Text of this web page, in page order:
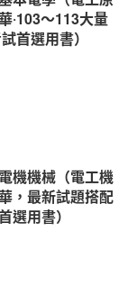
‧103～113大量
首選用書）
機機械（電工機
，最新試題搭配
選用書）